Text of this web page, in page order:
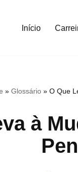
Início
» Glossário» O Que
à